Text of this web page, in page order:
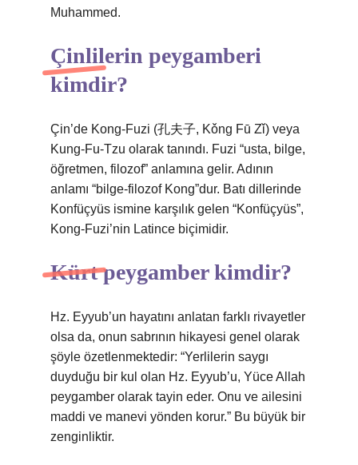
Muhammed.
Çinlilerin peygamberi
kimdir?
Çin’de Kong-Fuzi (孔夫子, Kǒng Fū Zǐ) veya
Kung-Fu-Tzu olarak tanındı. Fuzi “usta, bilge,
öğretmen, filozof” anlamına gelir. Adının
anlamı “bilge-filozof Kong”dur. Batı dillerinde
Konfüçyüs ismine karşılık gelen “Konfüçyüs”,
Kong-Fuzi’nin Latince biçimidir.
Kürt peygamber kimdir?
Hz. Eyyub’un hayatını anlatan farklı rivayetler
olsa da, onun sabrının hikayesi genel olarak
şöyle özetlenmektedir: “Yerlilerin saygı
duyduğu bir kul olan Hz. Eyyub’u, Yüce Allah
peygamber olarak tayin eder. Onu ve ailesini
maddi ve manevi yönden korur.” Bu büyük bir
zenginliktir.